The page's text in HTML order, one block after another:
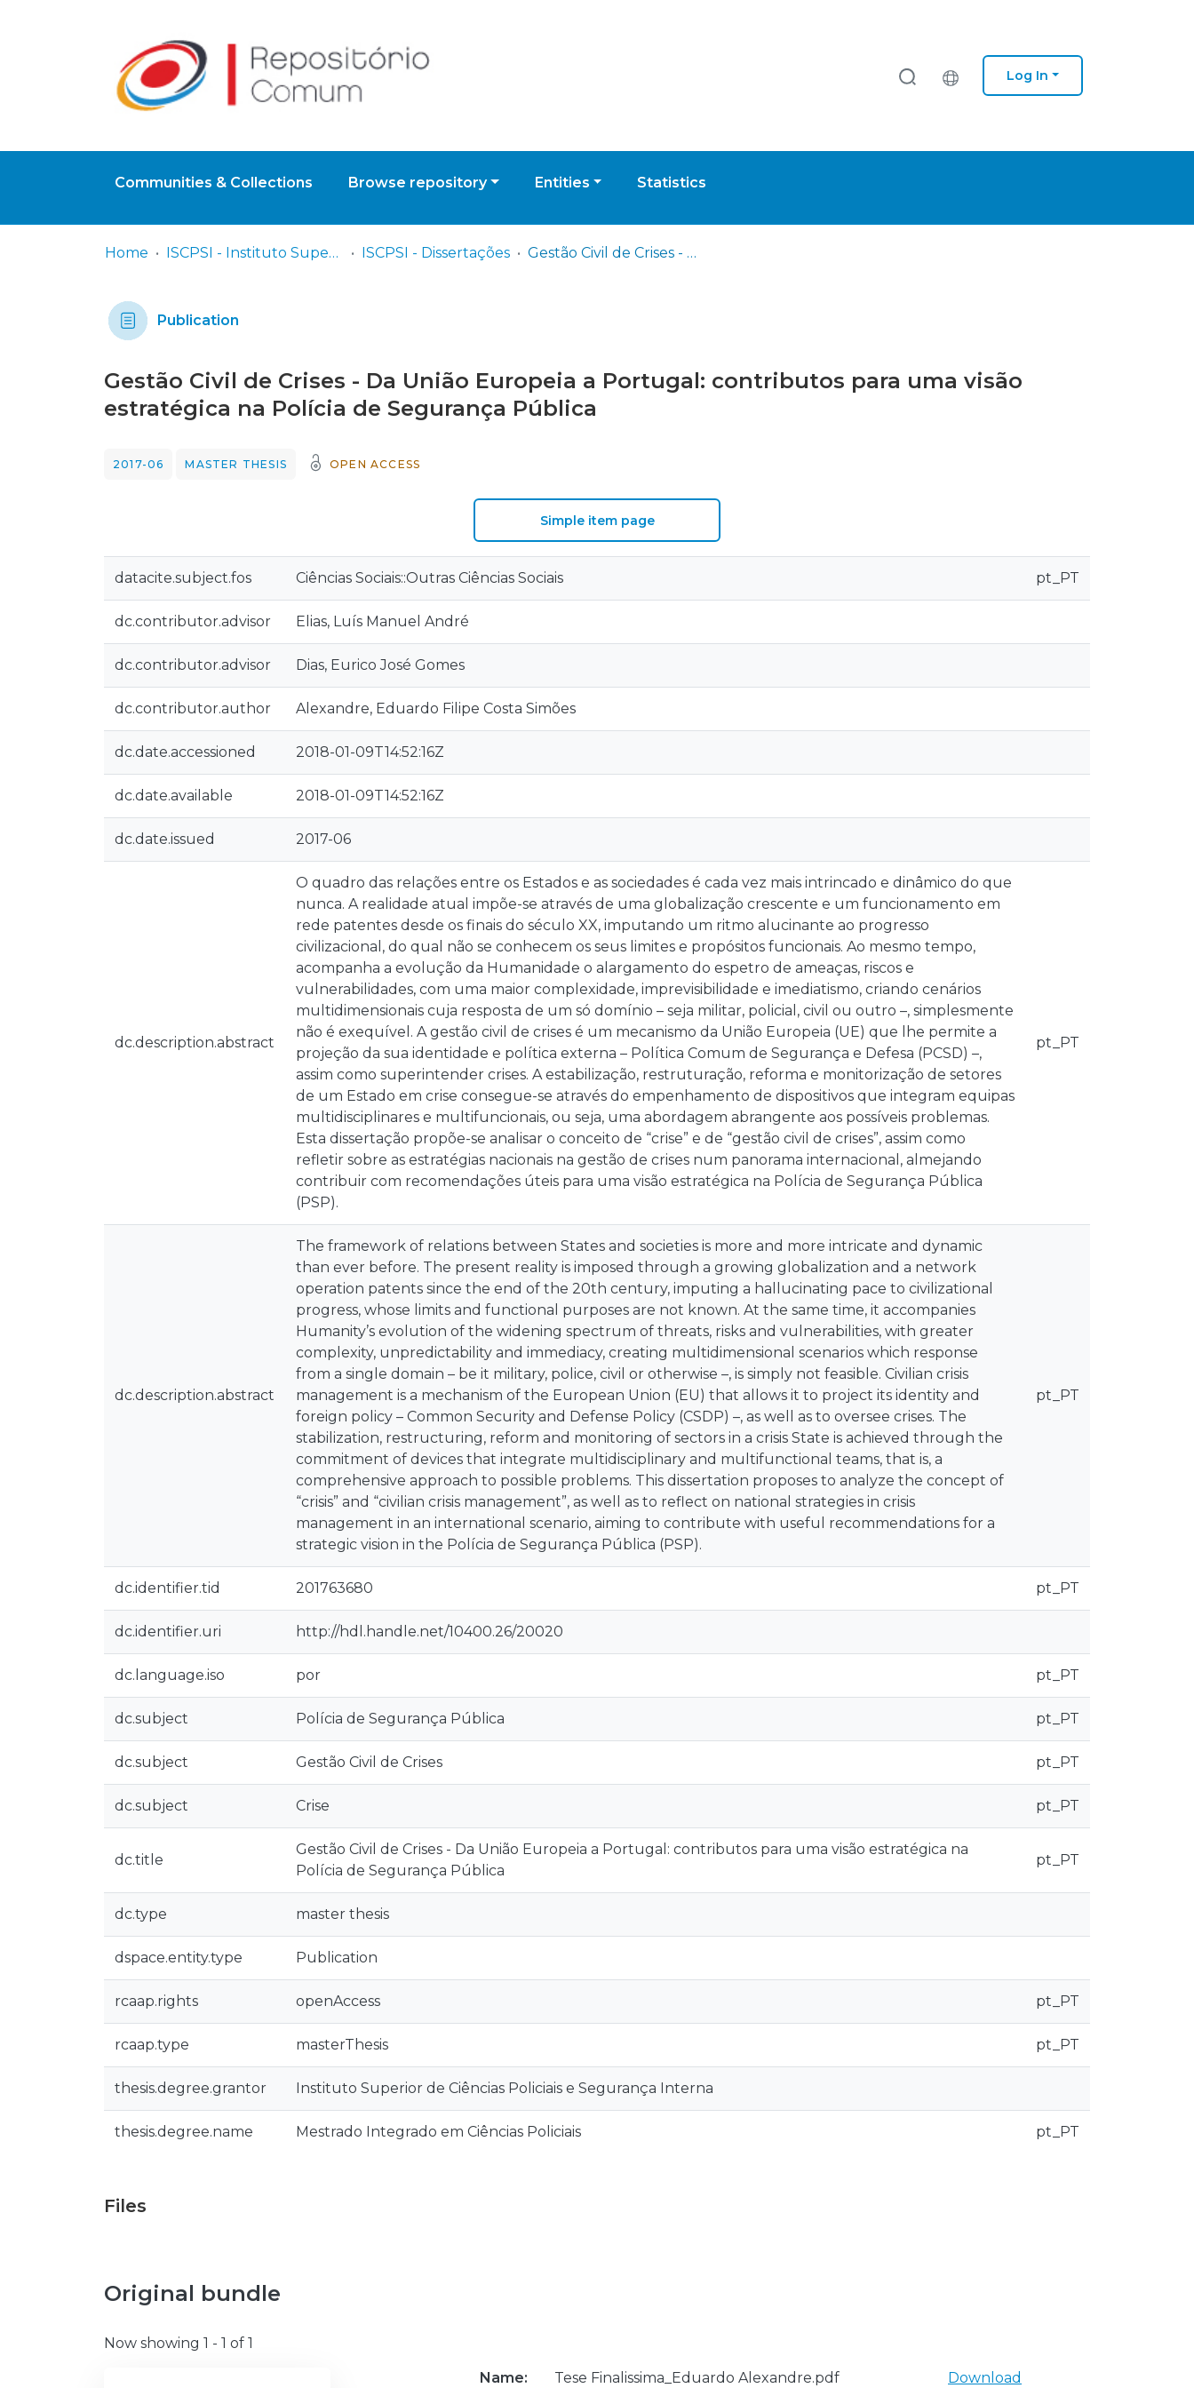
Log In
Communities & Collections Browse repository Entities Statistics
Home ISCPSI - Instituto Superior de Ciências Policiais e Segurança Interna ISCPSI - Dissertações Gestão Civil de Crises - Da União Europeia a Portugal: contributos para uma visão estratégica na Polícia de Segurança Pública
Publication
Gestão Civil de Crises - Da União Europeia a Portugal: contributos para uma visão
estratégica na Polícia de Segurança Pública
2017-06 MASTER THESIS OPEN ACCESS
Simple item page
datacite.subject.fos Ciências Sociais::Outras Ciências Sociais pt_PT
dc.contributor.advisor Elias, Luís Manuel André
dc.contributor.advisor Dias, Eurico José Gomes
dc.contributor.author Alexandre, Eduardo Filipe Costa Simões
dc.date.accessioned 2018-01-09T14:52:16Z
dc.date.available 2018-01-09T14:52:16Z
dc.date.issued 2017-06
dc.description.abstract
O quadro das relações entre os Estados e as sociedades é cada vez mais intrincado e dinâmico do que
nunca. A realidade atual impõe-se através de uma globalização crescente e um funcionamento em
rede patentes desde os finais do século XX, imputando um ritmo alucinante ao progresso
civilizacional, do qual não se conhecem os seus limites e propósitos funcionais. Ao mesmo tempo,
acompanha a evolução da Humanidade o alargamento do espetro de ameaças, riscos e
vulnerabilidades, com uma maior complexidade, imprevisibilidade e imediatismo, criando cenários
multidimensionais cuja resposta de um só domínio – seja militar, policial, civil ou outro –, simplesmente
não é exequível. A gestão civil de crises é um mecanismo da União Europeia (UE) que lhe permite a
projeção da sua identidade e política externa – Política Comum de Segurança e Defesa (PCSD) –,
assim como superintender crises. A estabilização, restruturação, reforma e monitorização de setores
de um Estado em crise consegue-se através do empenhamento de dispositivos que integram equipas
multidisciplinares e multifuncionais, ou seja, uma abordagem abrangente aos possíveis problemas.
Esta dissertação propõe-se analisar o conceito de “crise” e de “gestão civil de crises”, assim como
refletir sobre as estratégias nacionais na gestão de crises num panorama internacional, almejando
contribuir com recomendações úteis para uma visão estratégica na Polícia de Segurança Pública
(PSP).
pt_PT
dc.description.abstract
The framework of relations between States and societies is more and more intricate and dynamic
than ever before. The present reality is imposed through a growing globalization and a network
operation patents since the end of the 20th century, imputing a hallucinating pace to civilizational
progress, whose limits and functional purposes are not known. At the same time, it accompanies
Humanity’s evolution of the widening spectrum of threats, risks and vulnerabilities, with greater
complexity, unpredictability and immediacy, creating multidimensional scenarios which response
from a single domain – be it military, police, civil or otherwise –, is simply not feasible. Civilian crisis
management is a mechanism of the European Union (EU) that allows it to project its identity and
foreign policy – Common Security and Defense Policy (CSDP) –, as well as to oversee crises. The
stabilization, restructuring, reform and monitoring of sectors in a crisis State is achieved through the
commitment of devices that integrate multidisciplinary and multifunctional teams, that is, a
comprehensive approach to possible problems. This dissertation proposes to analyze the concept of
“crisis” and “civilian crisis management”, as well as to reflect on national strategies in crisis
management in an international scenario, aiming to contribute with useful recommendations for a
strategic vision in the Polícia de Segurança Pública (PSP).
pt_PT
dc.identifier.tid 201763680 pt_PT
dc.identifier.uri http://hdl.handle.net/10400.26/20020
dc.language.iso por pt_PT
dc.subject Polícia de Segurança Pública pt_PT
dc.subject Gestão Civil de Crises pt_PT
dc.subject Crise pt_PT
dc.title
Gestão Civil de Crises - Da União Europeia a Portugal: contributos para uma visão estratégica na
Polícia de Segurança Pública
pt_PT
dc.type master thesis
dspace.entity.type Publication
rcaap.rights openAccess pt_PT
rcaap.type masterThesis pt_PT
thesis.degree.grantor Instituto Superior de Ciências Policiais e Segurança Interna
thesis.degree.name Mestrado Integrado em Ciências Policiais pt_PT
Files
Original bundle
Now showing 1 - 1 of 1
Name: Tese Finalissima_Eduardo Alexandre.pdf Download